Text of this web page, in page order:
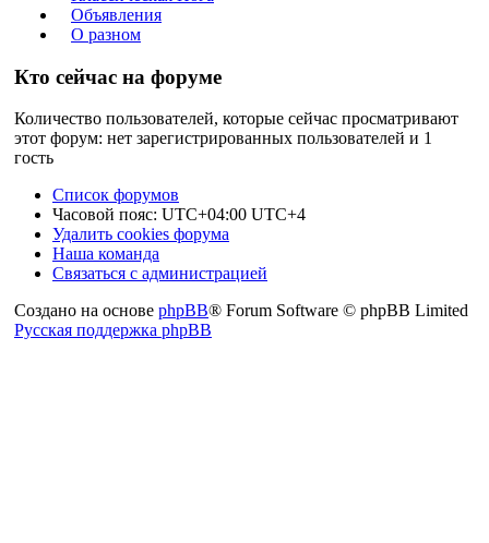
Объявления
О разном
Кто сейчас на форуме
Количество пользователей, которые сейчас просматривают
этот форум: нет зарегистрированных пользователей и 1
гость
Список форумов
Часовой пояс: UTC+04:00 UTC+4
Удалить cookies форума
Наша команда
Связаться с администрацией
Создано на основе phpBB® Forum Software © phpBB Limited
Русская поддержка phpBB